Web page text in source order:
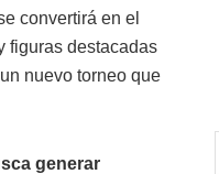
convertirá en el
figuras destacadas
nuevo torneo que
generar